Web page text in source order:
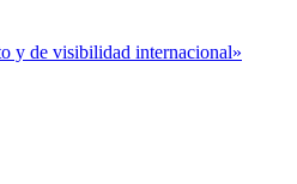
y de visibilidad internacional»